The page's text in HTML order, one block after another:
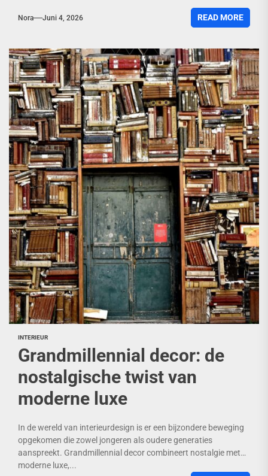
Nora Juni 4, 2026 READ MORE
INTERIEUR
Grandmillennial decor: de
nostalgische twist van
moderne luxe
In de wereld van interieurdesign is er een bijzondere beweging
opgekomen die zowel jongeren als oudere generaties
aanspreekt. Grandmillennial decor combineert nostalgie met
moderne luxe,...